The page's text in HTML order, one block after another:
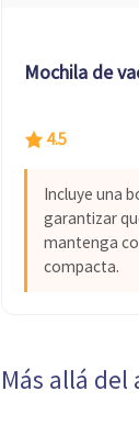
Mochila de
4.5
Incluye una
garantizar
mantenga
compacta.
Más allá